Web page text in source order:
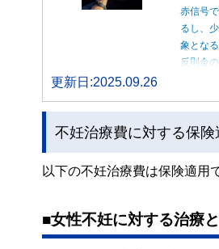
赤信号
るし、
象とな
反則金
更新日:2025.09.26
不妊治療費に対する保
以下の不妊治療費は保険適用
■女性不妊に対する治療